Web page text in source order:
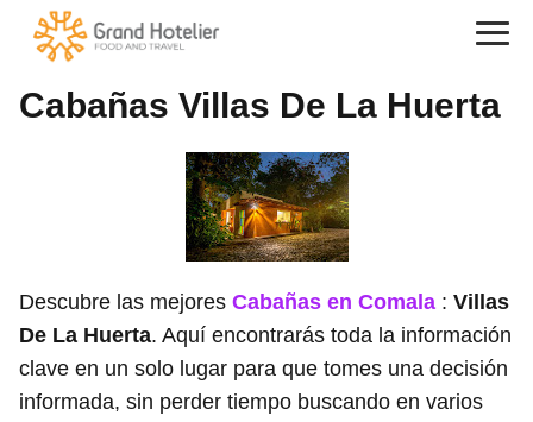
Cabañas Villas De La Huerta
Descubre las mejores Cabañas en Comala : Villas
De La Huerta. Aquí encontrarás toda la información
clave en un solo lugar para que tomes una decisión
informada, sin perder tiempo buscando en varios